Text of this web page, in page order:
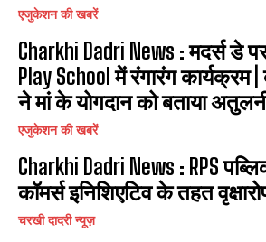
एजुकेशन की खबरें
Charkhi Dadri News : मदर्स डे
Play School में रंगारंग कार्यक्रम
ने मां के योगदान को बताया
एजुकेशन की खबरें
Charkhi Dadri News : RPS
कॉमर्स इनिशिएटिव के तहत
चरखी दादरी न्यूज़